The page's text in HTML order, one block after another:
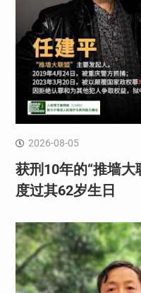
2026-08-05
获刑10年的“推墙
度过其62岁生日